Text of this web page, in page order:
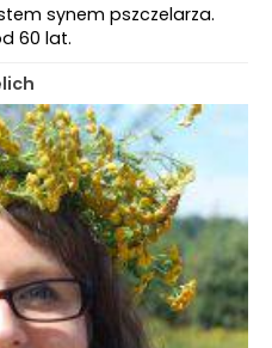
synem pszczelarza.
60 lat.